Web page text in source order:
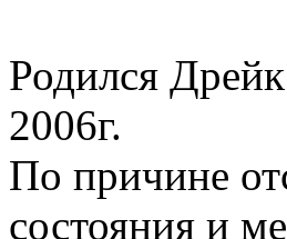
Родился
2006г.
По причине
состояния и